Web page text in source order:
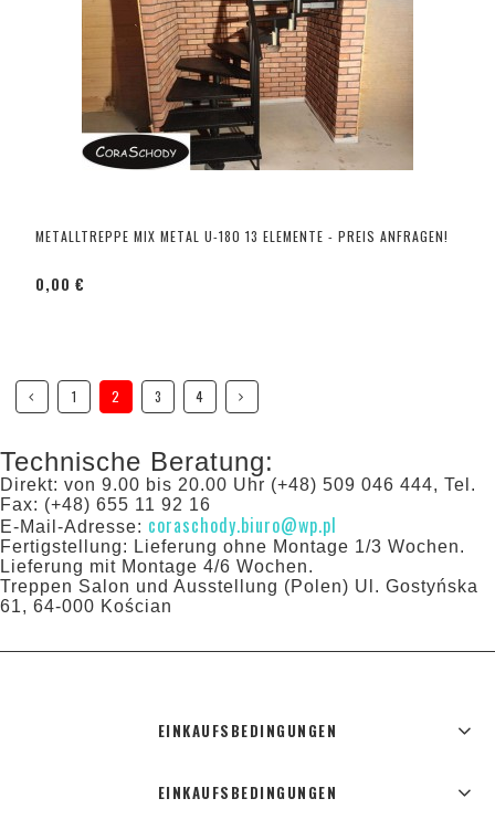
METALLTREPPE MIX METAL U-180 13 ELEMENTE - PREIS ANFRAGEN!
0,00 €
1 2 3 4
Technische Beratung:
Direkt: von 9.00 bis 20.00 Uhr (+48) 509 046 444, Tel.
Fax: (+48) 655 11 92 16
E-Mail-Adresse: coraschody.biuro@wp.pl
Fertigstellung: Lieferung ohne Montage 1/3 Wochen.
Lieferung mit Montage 4/6 Wochen.
Treppen Salon und Ausstellung (Polen) Ul. Gostyńska
61, 64-000 Kościan
EINKAUFSBEDINGUNGEN
EINKAUFSBEDINGUNGEN